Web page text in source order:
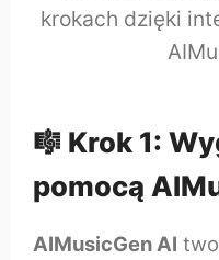
krokach dzięki
🎼 Krok 1:
pomocą
AIMusicGen AI